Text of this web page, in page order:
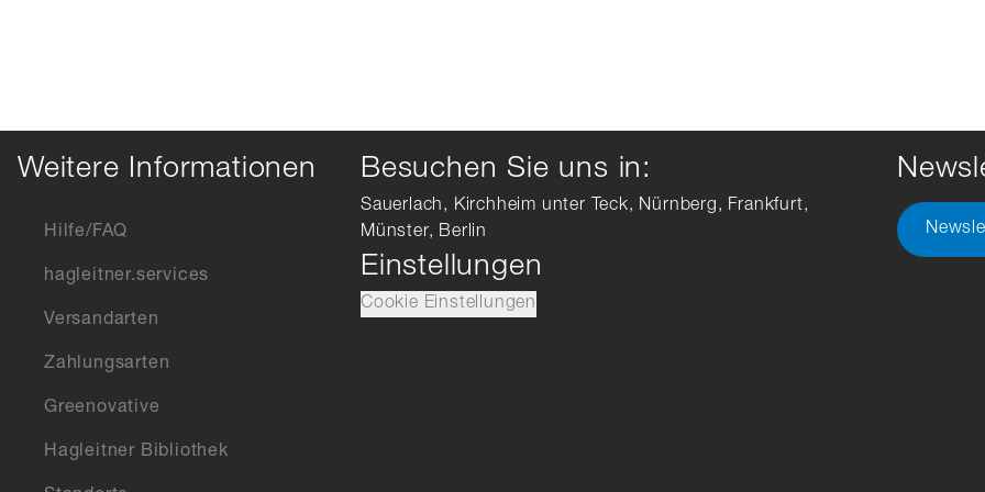
Weitere Informationen
Hilfe/FAQ
hagleitner.services
Versandarten
Zahlungsarten
Greenovative
Hagleitner Bibliothek
Besuchen Sie uns in:
Sauerlach, Kirchheim unter Teck, Nürnberg, Frankfurt,
Münster, Berlin
Einstellungen
Cookie Einstellungen